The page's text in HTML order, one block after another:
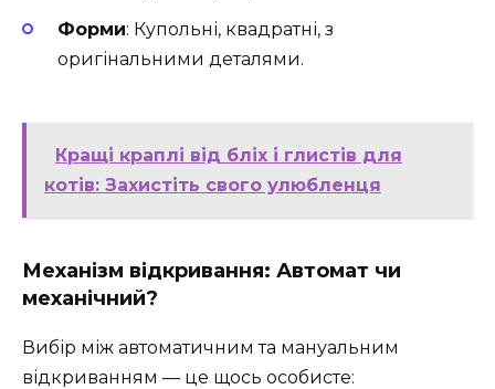
Форми: Купольні, квадратні, з
оригінальними деталями.
Кращі краплі від бліх і глистів для
котів: Захистіть свого улюбленця
Механізм відкривання: Автомат чи
механічний?
Вибір між автоматичним та мануальним
відкриванням — це щось особисте: